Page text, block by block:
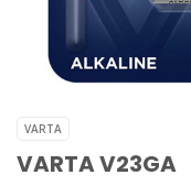
VARTA
VARTA V23GA